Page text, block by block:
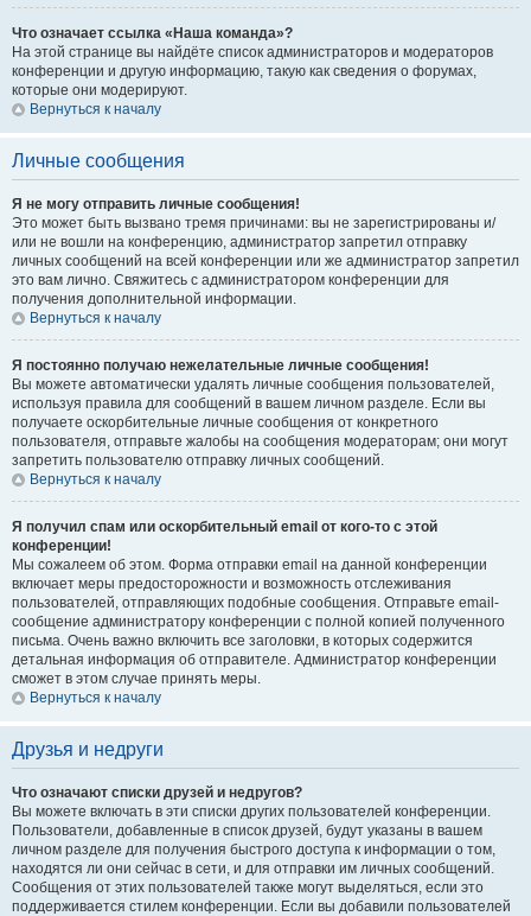
Что означает ссылка «Наша команда»?
На этой странице вы найдёте список администраторов и модераторов
конференции и другую информацию, такую как сведения о форумах,
которые они модерируют.
Вернуться к началу
Личные сообщения
Я не могу отправить личные сообщения!
Это может быть вызвано тремя причинами: вы не зарегистрированы и/
или не вошли на конференцию, администратор запретил отправку
личных сообщений на всей конференции или же администратор запретил
это вам лично. Свяжитесь с администратором конференции для
получения дополнительной информации.
Вернуться к началу
Я постоянно получаю нежелательные личные сообщения!
Вы можете автоматически удалять личные сообщения пользователей,
используя правила для сообщений в вашем личном разделе. Если вы
получаете оскорбительные личные сообщения от конкретного
пользователя, отправьте жалобы на сообщения модераторам; они могут
запретить пользователю отправку личных сообщений.
Вернуться к началу
Я получил спам или оскорбительный email от кого-то с этой
конференции!
Мы сожалеем об этом. Форма отправки email на данной конференции
включает меры предосторожности и возможность отслеживания
пользователей, отправляющих подобные сообщения. Отправьте email-
сообщение администратору конференции с полной копией полученного
письма. Очень важно включить все заголовки, в которых содержится
детальная информация об отправителе. Администратор конференции
сможет в этом случае принять меры.
Вернуться к началу
Друзья и недруги
Что означают списки друзей и недругов?
Вы можете включать в эти списки других пользователей конференции.
Пользователи, добавленные в список друзей, будут указаны в вашем
личном разделе для получения быстрого доступа к информации о том,
находятся ли они сейчас в сети, и для отправки им личных сообщений.
Сообщения от этих пользователей также могут выделяться, если это
поддерживается стилем конференции. Если вы добавили пользователей